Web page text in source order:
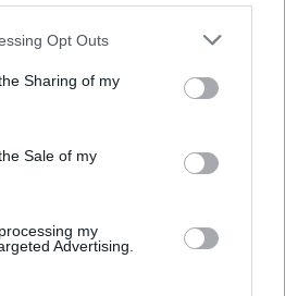
Opt Outs
Sharing of my
Sale of my
my
Advertising.
για εμπορία ανηλίκου στη Ρόδο
από συμπονετικούς τουρίστες